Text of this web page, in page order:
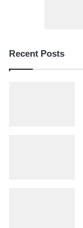
Recent Posts